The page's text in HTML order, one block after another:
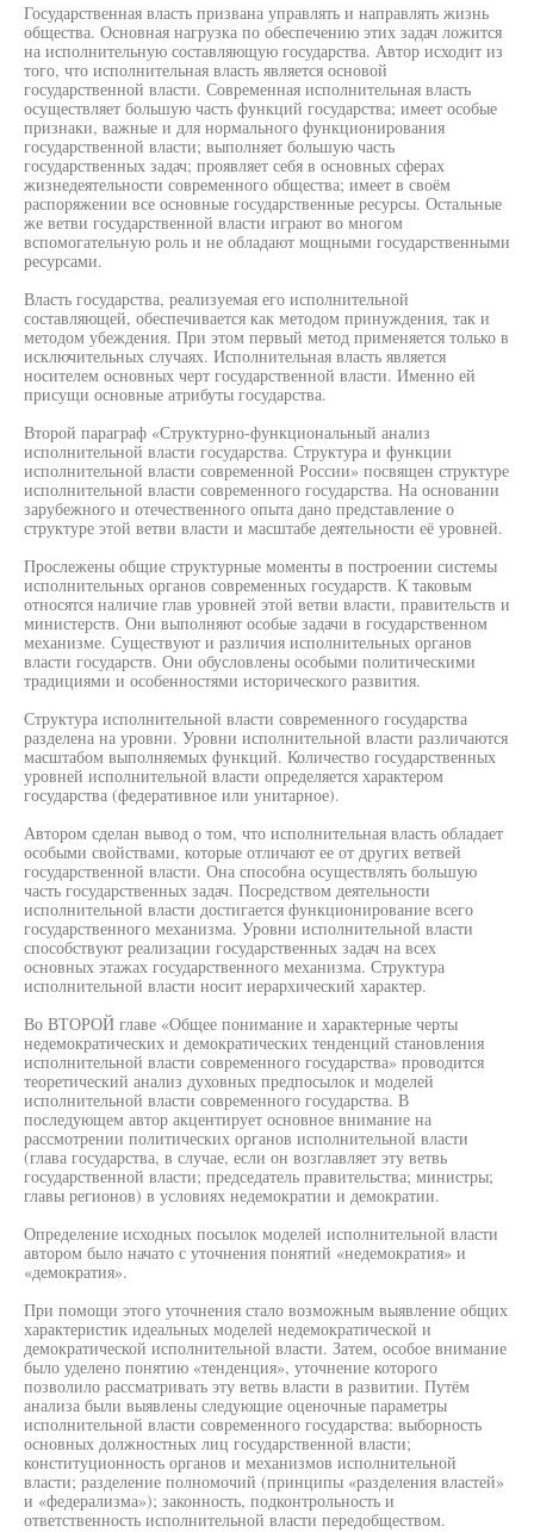
Государственная власть призвана управлять и направлять жизнь
общества. Основная нагрузка по обеспечению этих задач ложится
на исполнительную составляющую государства. Автор исходит из
того, что исполнительная власть является основой
государственной власти. Современная исполнительная власть
осуществляет большую часть функций государства; имеет особые
признаки, важные и для нормального функционирования
государственной власти; выполняет большую часть
государственных задач; проявляет себя в основных сферах
жизнедеятельности современного общества; имеет в своём
распоряжении все основные государственные ресурсы. Остальные
же ветви государственной власти играют во многом
вспомогательную роль и не обладают мощными государственными
ресурсами.
Власть государства, реализуемая его исполнительной
составляющей, обеспечивается как методом принуждения, так и
методом убеждения. При этом первый метод применяется только в
исключительных случаях. Исполнительная власть является
носителем основных черт государственной власти. Именно ей
присущи основные атрибуты государства.
Второй параграф «Структурно-функциональный анализ
исполнительной власти государства. Структура и функции
исполнительной власти современной России» посвящен структуре
исполнительной власти современного государства. На основании
зарубежного и отечественного опыта дано представление о
структуре этой ветви власти и масштабе деятельности её уровней.
Прослежены общие структурные моменты в построении системы
исполнительных органов современных государств. К таковым
относятся наличие глав уровней этой ветви власти, правительств и
министерств. Они выполняют особые задачи в государственном
механизме. Существуют и различия исполнительных органов
власти государств. Они обусловлены особыми политическими
традициями и особенностями исторического развития.
Структура исполнительной власти современного государства
разделена на уровни. Уровни исполнительной власти различаются
масштабом выполняемых функций. Количество государственных
уровней исполнительной власти определяется характером
государства (федеративное или унитарное).
Автором сделан вывод о том, что исполнительная власть обладает
особыми свойствами, которые отличают ее от других ветвей
государственной власти. Она способна осуществлять большую
часть государственных задач. Посредством деятельности
исполнительной власти достигается функционирование всего
государственного механизма. Уровни исполнительной власти
способствуют реализации государственных задач на всех
основных этажах государственного механизма. Структура
исполнительной власти носит иерархический характер.
Во ВТОРОЙ главе «Общее понимание и характерные черты
недемократических и демократических тенденций становления
исполнительной власти современного государства» проводится
теоретический анализ духовных предпосылок и моделей
исполнительной власти современного государства. В
последующем автор акцентирует основное внимание на
рассмотрении политических органов исполнительной власти
(глава государства, в случае, если он возглавляет эту ветвь
государственной власти; председатель правительства; министры;
главы регионов) в условиях недемократии и демократии.
Определение исходных посылок моделей исполнительной власти
автором было начато с уточнения понятий «недемократия» и
«демократия».
При помощи этого уточнения стало возможным выявление общих
характеристик идеальных моделей недемократической и
демократической исполнительной власти. Затем, особое внимание
было уделено понятию «тенденция», уточнение которого
позволило рассматривать эту ветвь власти в развитии. Путём
анализа были выявлены следующие оценочные параметры
исполнительной власти современного государства: выборность
основных должностных лиц государственной власти;
конституционность органов и механизмов исполнительной
власти; разделение полномочий (принципы «разделения властей»
и «федерализма»); законность, подконтрольность и
ответственность исполнительной власти передобществом.